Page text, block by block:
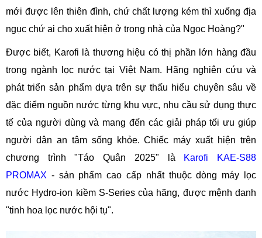
mới được lên thiên đình, chứ chất lượng kém thì xuống địa
ngục chứ ai cho xuất hiện ở trong nhà của Ngọc Hoàng?"
Được biết, Karofi là thương hiệu có thị phần lớn hàng đầu
trong ngành lọc nước tại Việt Nam. Hãng nghiên cứu và
phát triển sản phẩm dựa trên sự thấu hiểu chuyên sâu về
đặc điểm nguồn nước từng khu vực, nhu cầu sử dụng thực
tế của người dùng và mang đến các giải pháp tối ưu giúp
người dân an tâm sống khỏe. Chiếc máy xuất hiện trên
chương trình "Táo Quân 2025" là
Karofi KAE-S88
PROMAX - sản phẩm cao cấp nhất thuộc dòng máy lọc
nước Hydro-ion kiềm S-Series của hãng, được mệnh danh
"tinh hoa lọc nước hội tụ".